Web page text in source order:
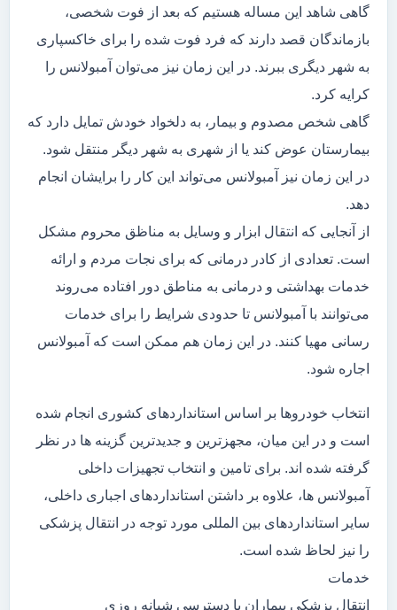
گاهی شاهد این مساله هستیم که بعد از فوت شخصی،
بازماندگان قصد دارند که فرد فوت شده را برای خاکسپاری
به شهر دیگری ببرند. در این زمان نیز می‌توان آمبولانس را
کرایه کرد.
گاهی شخص مصدوم و بیمار، به دلخواد خودش تمایل دارد که
بیمارستان عوض کند یا از شهری به شهر دیگر منتقل شود.
در این زمان نیز آمبولانس می‌تواند این کار را برایشان انجام
دهد.
از آنجایی که انتقال ابزار و وسایل به مناظق محروم مشکل
است. تعدادی از کادر درمانی که برای نجات مردم و ارائه
خدمات بهداشتی و درمانی به مناطق دور افتاده می‌روند
می‌توانند با آمبولانس تا حدودی شرایط را برای خدمات
رسانی مهیا کنند. در این زمان هم ممکن است که آمبولانس
اجاره شود.
انتخاب خودروها بر اساس استانداردهای کشوری انجام شده
است و در این میان، مجهزترین و جدیدترین گزینه ها در نظر
گرفته شده اند. برای تامین و انتخاب تجهیزات داخلی
آمبولانس ها، علاوه بر داشتن استانداردهای اجباری داخلی،
سایر استانداردهای بین المللی مورد توجه در انتقال پزشکی
را نیز لحاظ شده است.
خدمات
انتقال پزشکی بیماران با دسترسی شبانه روزی